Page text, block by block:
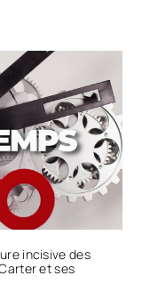
incisive des
et ses